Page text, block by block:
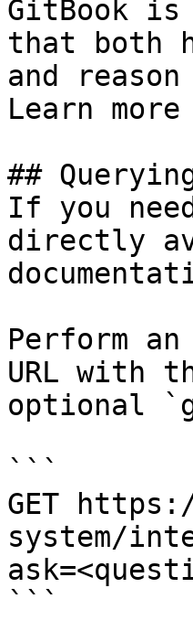
GitBook is
that both
and
Learn
##
If you
directly
Perform
URL with
optional
```
GET
system/
```